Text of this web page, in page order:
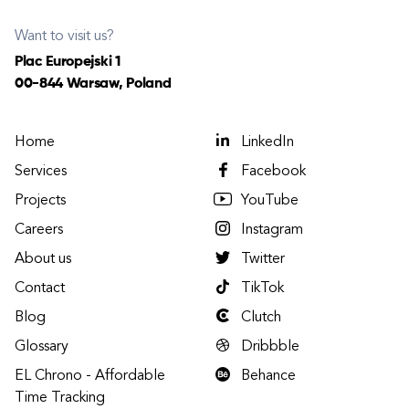
Want to visit us?
Plac Europejski 1
00-844 Warsaw, Poland
Home
Services
Projects
Careers
About us
Contact
Blog
Glossary
EL Chrono - Affordable
Time Tracking
LinkedIn
Facebook
YouTube
Instagram
Twitter
TikTok
Clutch
Dribbble
Behance